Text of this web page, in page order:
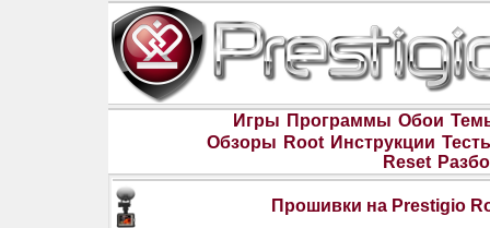
Игры Программы Обои
Обзоры Root Инструкции
Reset
Прошивки на Prestigio